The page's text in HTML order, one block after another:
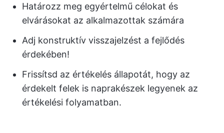
Határozz meg egyértelmű célokat és
elvárásokat az alkalmazottak számára
Adj konstruktív visszajelzést a fejlődés
érdekében!
Frissítsd az értékelés állapotát, hogy az
érdekelt felek is naprakészek legyenek az
értékelési folyamatban.